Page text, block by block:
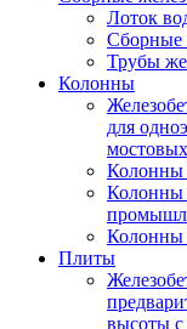
Лоток
Сборные
Трубы
Колонны
для
Колонны
Колонны
Колонны
Плиты
высоты с